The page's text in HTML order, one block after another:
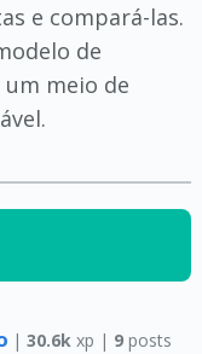
e compará-las.
de
meio de
|30.6k xp | 9 posts